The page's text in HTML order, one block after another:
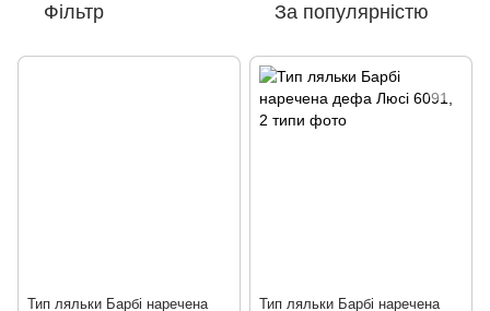
Фільтр За популярністю
Тип ляльки Барбі наречена
Тип ляльки Барбі наречена